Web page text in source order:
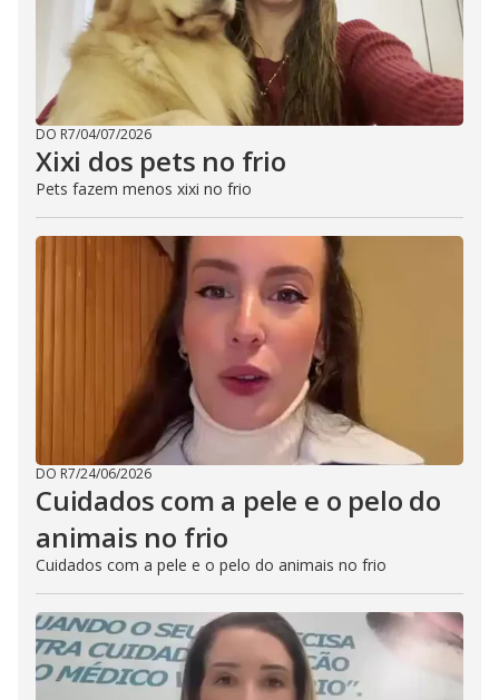
DO R7/04/07/2026
Xixi dos pets no frio
Pets fazem menos xixi no frio
DO R7/24/06/2026
Cuidados com a pele e o pelo do
animais no frio
Cuidados com a pele e o pelo do animais no frio